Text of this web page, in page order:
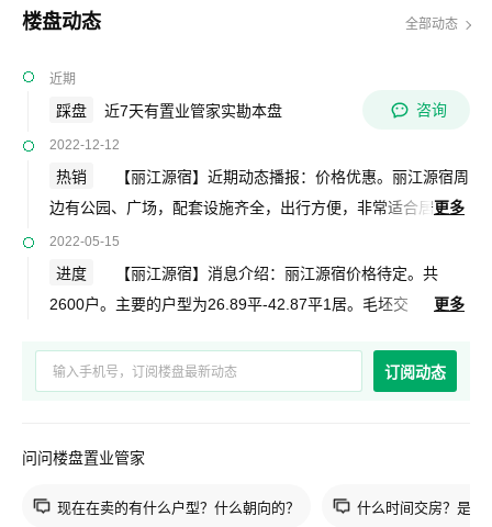
楼盘动态 全部动态
近期
踩盘 近7天有置业管家实勘本盘 咨询
2022-12-12
热销
更多
【丽江源宿】近期动态播报：价格优惠。丽江源宿周
边有公园、广场，配套设施齐全，出行方便，非常适合居
住。丽江源宿地址：丽江古城区祥和东路北路与团山南路的交
汇处。具体信息请关注吉屋网。
2022-05-15
进度
更多
【丽江源宿】消息介绍：丽江源宿价格待定。共
2600户。主要的户型为26.89平-42.87平1居。毛坯交
盘地址：丽江古城区祥和东路北路与团山南路的交汇处。在建
设。绿化率40%。敬请关注。获取更多优惠信息，请订阅楼盘
订阅动态
问问楼盘置业管家
现在在卖的有什么户型？什么朝向的？ 什么时间交房？是现